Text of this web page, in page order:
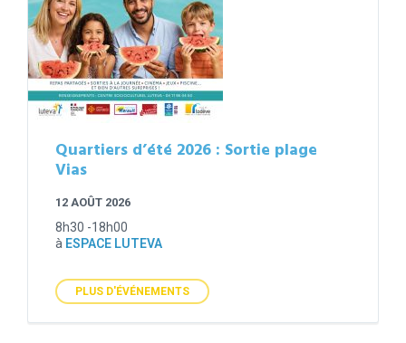
Quartiers d’été 2026 : Sortie plage
Vias
12 AOÛT 2026
8h30 -18h00
à ESPACE LUTEVA
PLUS D'ÉVÉNEMENTS